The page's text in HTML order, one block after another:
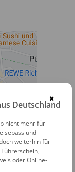
×
Deutschland
nicht mehr für
und
weiterhin für
oder Online-